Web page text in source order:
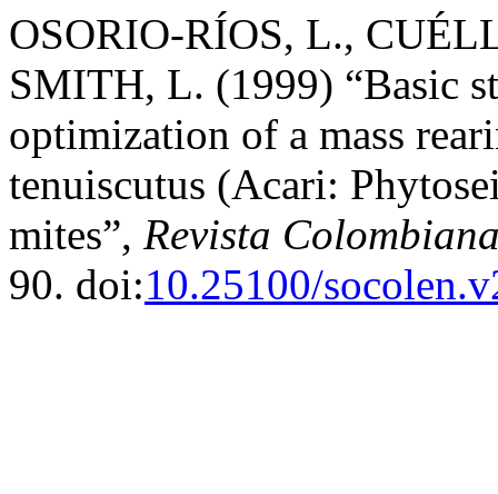
OSORIO-RÍOS, L.,
SMITH, L. (1999) “Basic
optimization of a mass
tenuiscutus (Acari:
mites”, Revista
90. doi:10.25100/